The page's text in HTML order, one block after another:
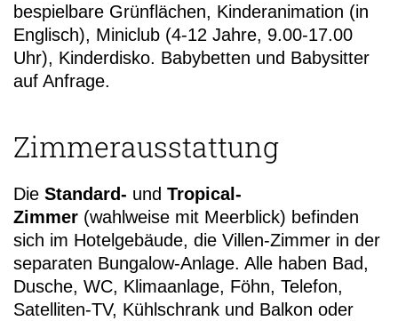
bespielbare Grünflächen, Kinderanimation (in
Englisch), Miniclub (4-12 Jahre, 9.00-17.00
Uhr), Kinderdisko. Babybetten und Babysitter
auf Anfrage.
Zimmerausstattung
Die Standard- und Tropical-
Zimmer (wahlweise mit Meerblick) befinden
sich im Hotelgebäude, die Villen-Zimmer in der
separaten Bungalow-Anlage. Alle haben Bad,
Dusche, WC, Klimaanlage, Föhn, Telefon,
Satelliten-TV, Kühlschrank und Balkon oder